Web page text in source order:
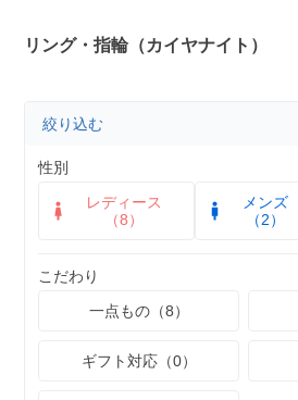
リング・指輪（カイヤナイト）
絞り込む
性別
レディース
（8）
メンズ
（2）
こだわり
一点もの（8）
ギフト対応（0）